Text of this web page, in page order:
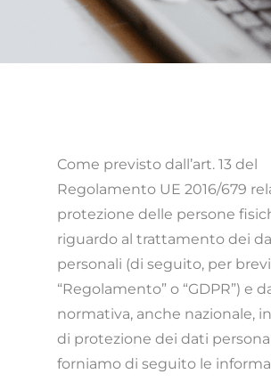
Come previsto dall’art. 13 del
Regolamento UE 2016/679
protezione delle persone
riguardo al trattamento dei
personali (di seguito, per
“Regolamento” o “GDPR”) e
normativa, anche nazionale,
di protezione dei dati
forniamo di seguito le